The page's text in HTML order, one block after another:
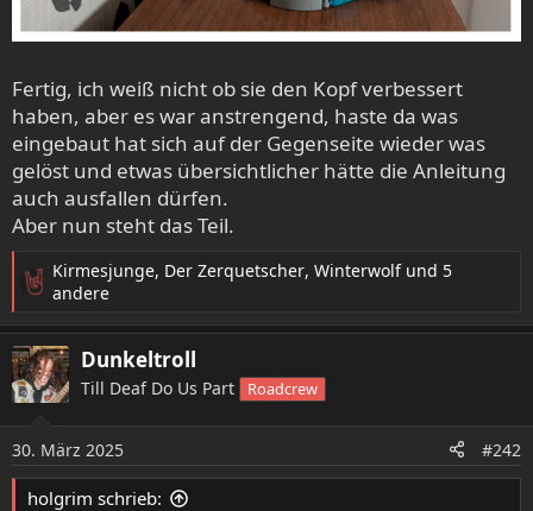
Fertig, ich weiß nicht ob sie den Kopf verbessert
haben, aber es war anstrengend, haste da was
eingebaut hat sich auf der Gegenseite wieder was
gelöst und etwas übersichtlicher hätte die Anleitung
auch ausfallen dürfen.
Aber nun steht das Teil.
R
a
k
t
i
o
n
e
n
Kirmesjunge, Der Zerquetscher, Winterwolfund 5
andere
Dunkeltroll
Till Deaf Do Us Part Roadcrew
30. März 2025 #242
holgrim schrieb: